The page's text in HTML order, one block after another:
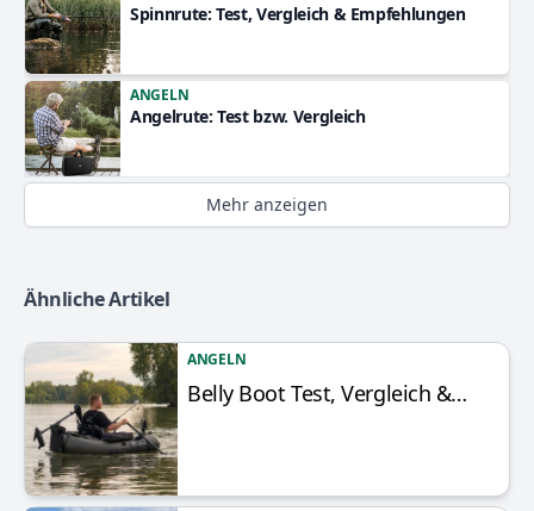
Spinnrute: Test, Vergleich & Empfehlungen
ANGELN
Angelrute: Test bzw. Vergleich
Mehr anzeigen
Ähnliche Artikel
Artikel anzeigen
ANGELN
Belly Boot Test, Vergleich &…